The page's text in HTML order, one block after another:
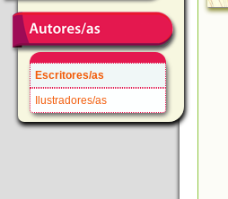
Escritores/as
Ilustradores/as